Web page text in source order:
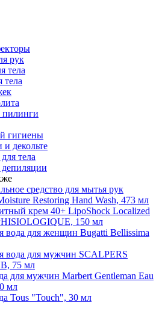
рук
тела
тела
пилинги
гигиены
декольте
тела
депиляции
средство для мытья рук
Restoring Hand Wash, 473 мл
крем 40+ LipoShock Localized
150 мл
вода для женщин Bugatti Bellissima
вода для мужчин SCALPERS
75 мл
для мужчин Marbert Gentleman Eau
мл
Tous "Touch", 30 мл